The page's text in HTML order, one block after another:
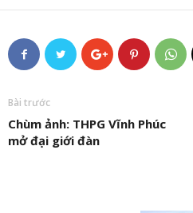
Bài trước
Chùm ảnh: THPG Vĩnh Phúc
mở đại giới đàn